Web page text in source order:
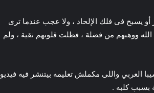
أو يسبح فى فلك الإلحاد ، ولا عجب عندما ترى
الله ووهبهم من فضلة ، فظلت قلوبهم نقية ، ولم
العربي واللى مكملش تعليمه بيتنشر فيه فيديو
بسبب كلبه .